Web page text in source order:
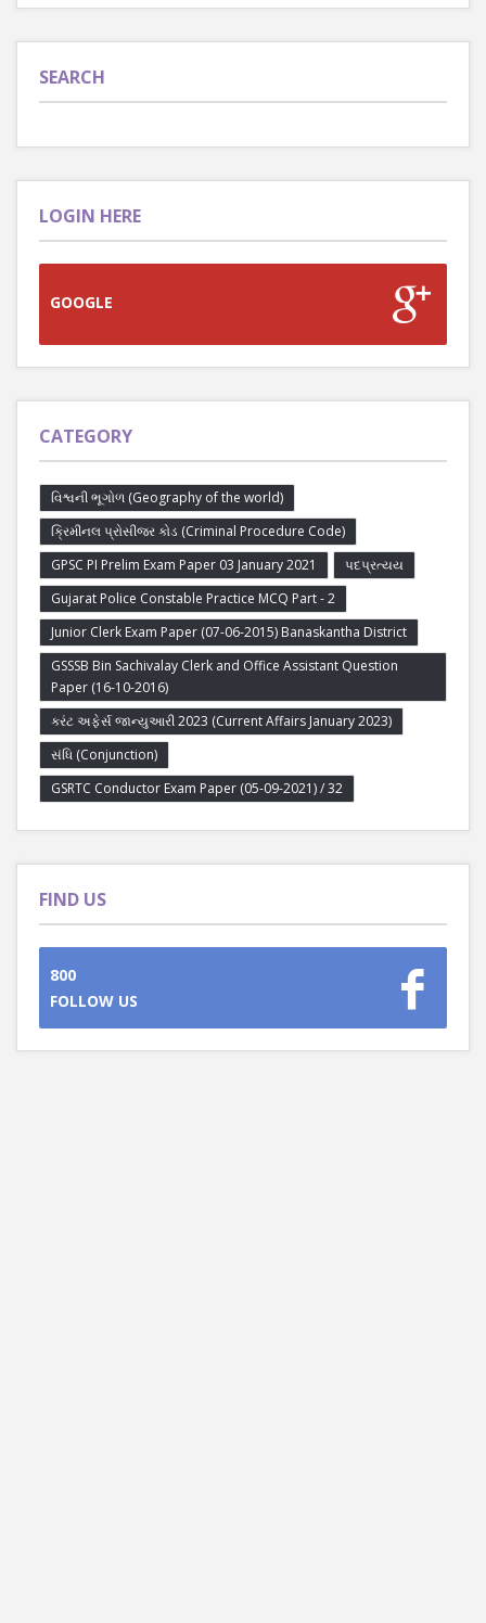
SEARCH
LOGIN HERE
GOOGLE
CATEGORY
વિશ્વની ભૂગોળ (Geography of the world)
ક્રિમીનલ પ્રોસીજર કોડ (Criminal Procedure Code)
GPSC PI Prelim Exam Paper 03 January 2021
પદપ્રત્યય
Gujarat Police Constable Practice MCQ Part - 2
Junior Clerk Exam Paper (07-06-2015) Banaskantha District
GSSSB Bin Sachivalay Clerk and Office Assistant Question
Paper (16-10-2016)
કરંટ અફેર્સ જાન્યુઆરી 2023 (Current Affairs January 2023)
સંધિ (Conjunction)
GSRTC Conductor Exam Paper (05-09-2021) / 32
FIND US
800
FOLLOW US